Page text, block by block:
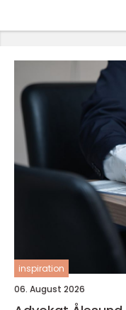
inspiration
06. August 2026